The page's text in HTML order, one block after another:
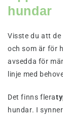
hundar
Visste du att
och som är för
avsedda för
linje med
Det finns flera
hundar. I